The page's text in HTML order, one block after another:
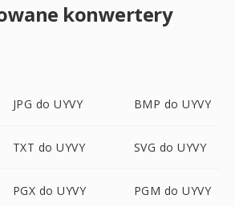
konwertery
JPG do UYVY BMP do UYVY
TXT do UYVY SVG do UYVY
PGX do UYVY PGM do UYVY